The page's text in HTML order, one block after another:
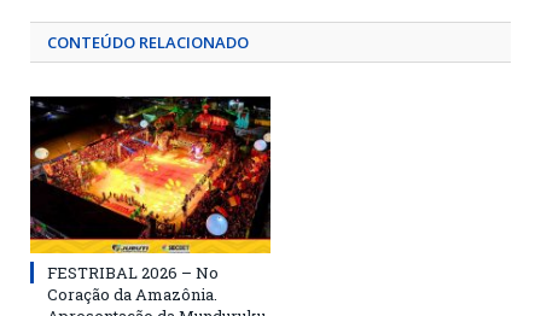
CONTEÚDO RELACIONADO
FESTRIBAL 2026 – No
Coração da Amazônia.